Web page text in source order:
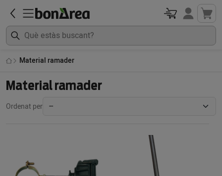
Material ramader
Material ramader
Ordenat per